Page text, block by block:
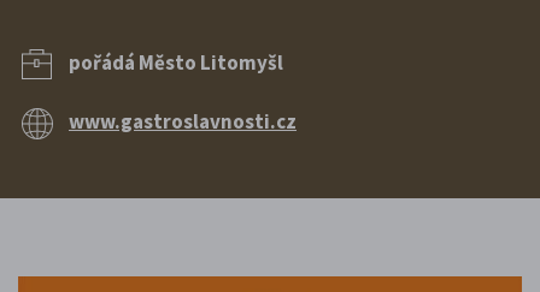
pořádá Město Litomyšl
www.gastroslavnosti.cz